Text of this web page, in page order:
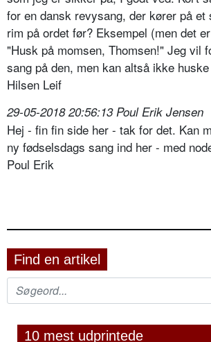
for en dansk revysang, der kører på et
rim på ordet før? Eksempel (men det
"Husk på momsen, Thomsen!" Jeg vil
sang på den, men kan altså ikke
Hilsen Leif
29-05-2018 20:56:13 Poul Erik Jensen
Hej - fin fin side her - tak for det. Kan
ny fødselsdags sang ind her - med
Poul Erik
Find en artikel
10 mest udprintede